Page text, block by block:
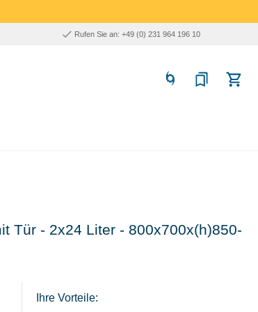
Rufen Sie an: +49 (0) 231 964 196 10
Tür - 2x24 Liter - 800x700x(h)850-
Ihre Vorteile: